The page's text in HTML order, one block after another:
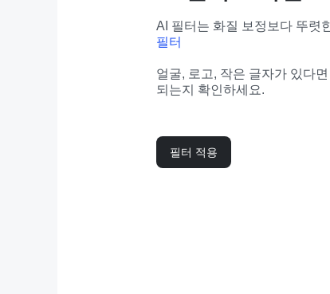
AI 필터는 화질 보정보다 뚜렷
필터
얼굴, 로고, 작은 글자가 있다
되는지 확인하세요.
필터 적용